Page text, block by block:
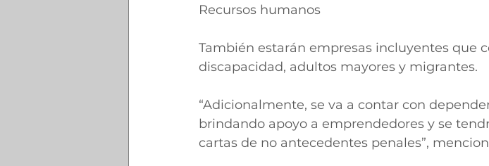
Recursos humanos
También estarán empresas incluyentes que
discapacidad, adultos mayores y migrantes.
“Adicionalmente, se va a contar con
brindando apoyo a emprendedores y se
cartas de no antecedentes penales”,